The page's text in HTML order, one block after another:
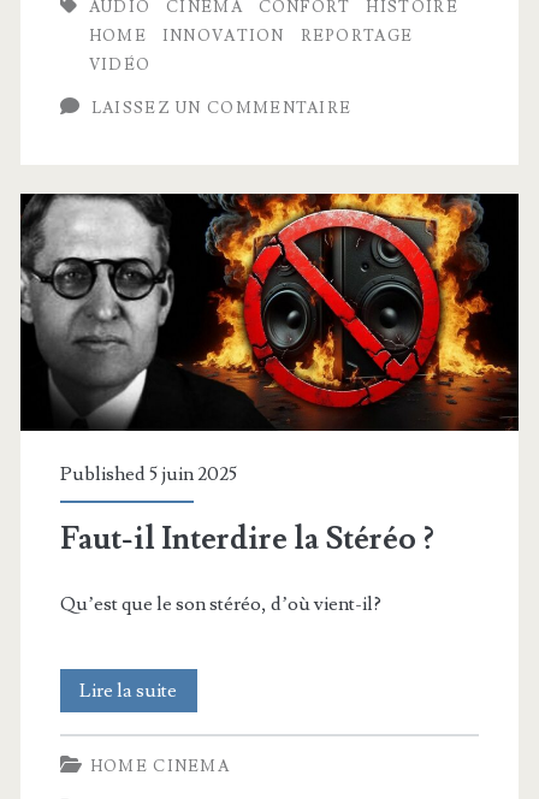
:
cinéma
AUDIO CINEMA CONFORT
HISTOIRE
HOME
INNOVATION
REPORTAGE
VIDÉO
LAISSEZ UN COMMENTAIRE
Published 5 juin 2025
Faut-il Interdire la Stéréo ?
Qu’est que le son stéréo, d’où vient-il?
Lire la suite
il
Interdire
HOME CINEMA